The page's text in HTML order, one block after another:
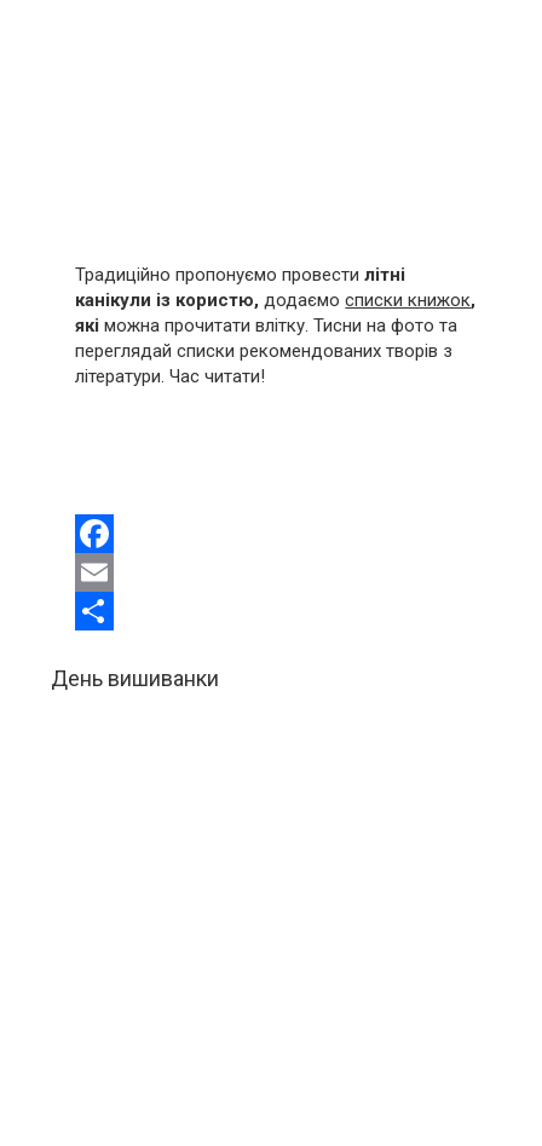
Традиційно пропонуємо провестилітні
канікули із користю,додаємо списки книжок,
якіможна прочитати влітку. Тисни на фото та
переглядай списки рекомендованих творів з
літератури. Час читати!
Facebook
Email
День вишиванки